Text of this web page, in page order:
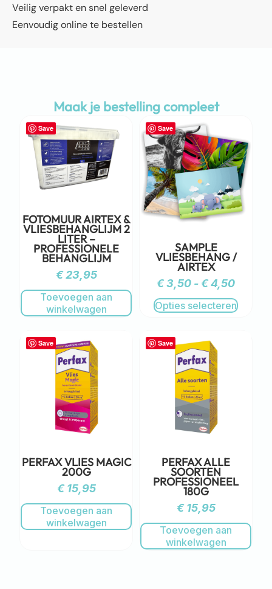
Veilig verpakt en snel geleverd
Eenvoudig online te bestellen
Maak je bestelling compleet
Save
FOTOMUUR AIRTEX &
VLIESBEHANGLIJM 2
LITER –
PROFESSIONELE
BEHANGLIJM
€23,95
Toevoegen aan
winkelwagen
Save
SAMPLE
VLIESBEHANG /
AIRTEX
€3,50 - €4,50
Opties selecteren
Save
PERFAX VLIES MAGIC
200G
€15,95
Toevoegen aan
winkelwagen
Save
PERFAX ALLE
SOORTEN
PROFESSIONEEL
180G
€15,95
Toevoegen aan
winkelwagen